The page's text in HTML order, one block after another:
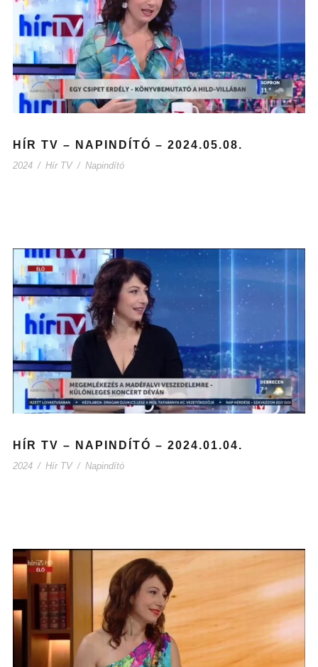
HÍR TV – NAPINDÍTÓ – 2024.05.08.
2024 / Hír TV / Napindító
HÍR TV – NAPINDÍTÓ – 2024.01.04.
2024 / Hír TV / Napindító